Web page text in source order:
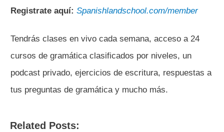
Registrate aquí: Spanishlandschool.com/member
Tendrás clases en vivo cada semana, acceso a 24
cursos de gramática clasificados por niveles, un
podcast privado, ejercicios de escritura, respuestas a
tus preguntas de gramática y mucho más.
Related Posts: